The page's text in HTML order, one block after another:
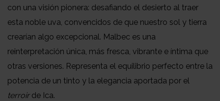
con una visión pionera: desafiando el desierto al traer
esta noble uva, convencidos de que nuestro sol y tierra
crearían algo excepcional. Malbec es una
reinterpretación única, más fresca, vibrante e íntima que
otras versiones. Representa el equilibrio perfecto entre la
potencia de un tinto y la elegancia aportada por el
terroirde Ica.